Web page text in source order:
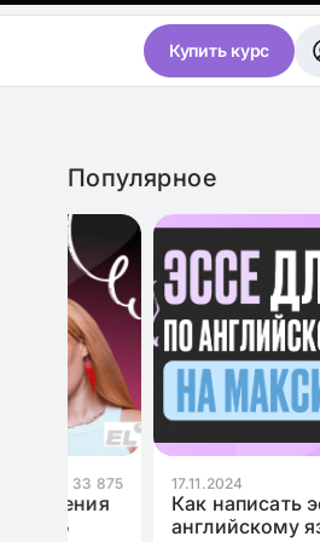
Купить курс
Популярное
17.11.2024
Как написать эссе для
английскому языку на